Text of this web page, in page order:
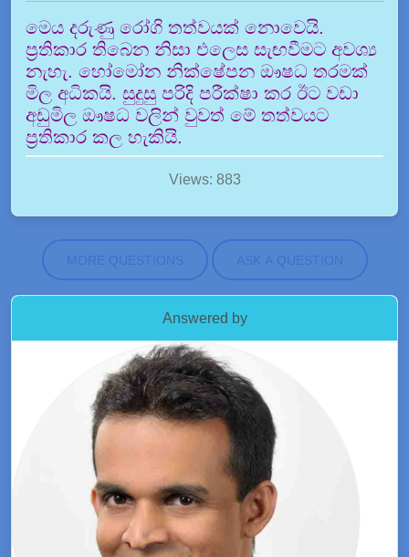
මෙය දරුණු රෝගි තත්වයක් නොවෙයි.
ප්‍රතිකාර තිබෙන නිසා එලෙස සැඟවීමට අවශ්‍ය
නැහැ. හෝමෝන නික්ෂේපන ඖෂධ තරමක්
මිල අධිකයි. සුදුසු පරිදි පරීක්ෂා කර ඊට වඩා
අඩුමිල ඖෂධ වලින් වුවත් මේ තත්වයට
ප්‍රතිකාර කල හැකියි.
Views: 883
MORE QUESTIONS ASK A QUESTION
Answered by